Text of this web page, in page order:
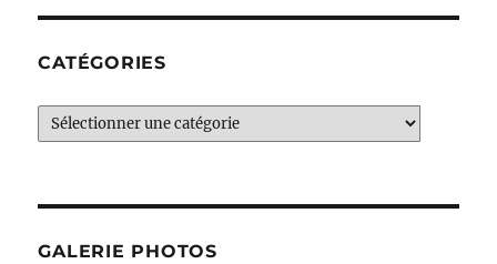
CATÉGORIES
Catégories
GALERIE PHOTOS